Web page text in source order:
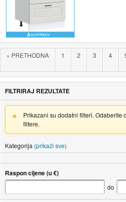
« PRETHODNA 1 2 3 4
FILTRIRAJ REZULTATE
Prikazani su dodatni filteri. Odaberite
filtere.
Kategorija (prikaži sve)
Raspon cijene (u €)
do